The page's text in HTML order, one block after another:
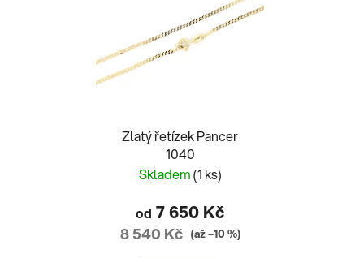
Zlatý řetízek Pancer
1040
Skladem(1 ks)
od 7 650 Kč
8 540 Kč (až –10 %)